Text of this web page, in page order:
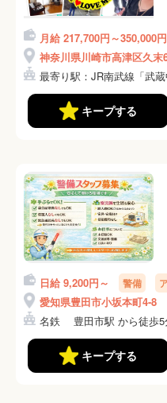
月給 217,700円～350,000円
神奈川県川崎市高津区久末
最寄り駅：JR南武線「武
き）...
キープする
日給 9,200円～ 警備
愛知県豊田市小坂本町4-8
名鉄 豊田市駅 から徒歩
キープする